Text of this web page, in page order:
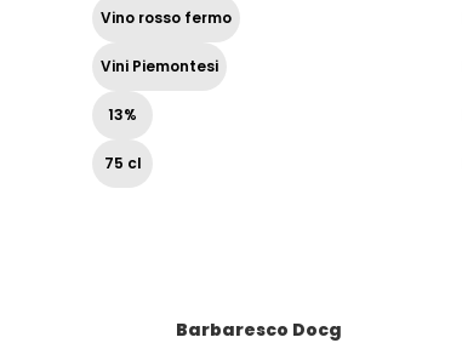
Vino rosso fermo
Vini Piemontesi
13%
75 cl
Barbaresco Docg